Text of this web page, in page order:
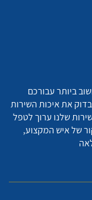
ביותר עבורכם
את איכות השירות
שלנו ערוך לטפל
של איש המקצוע,